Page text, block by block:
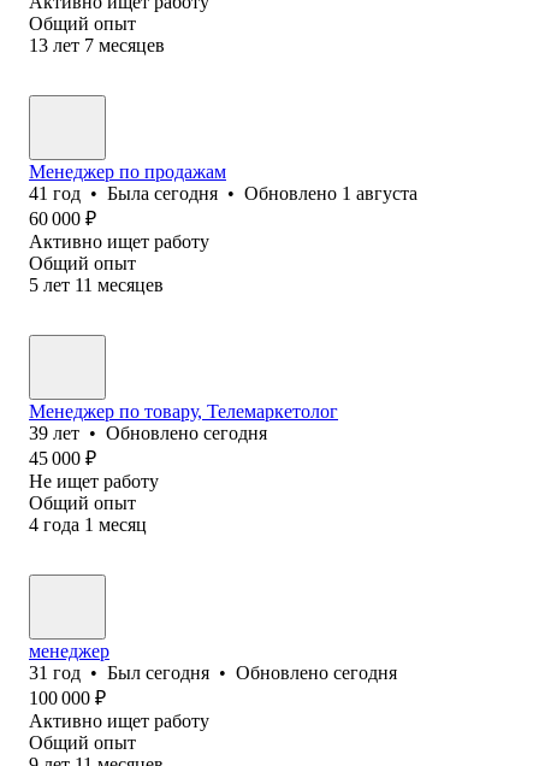
Общий опыт
13 лет 7 месяцев
Менеджер по продажам
41 год • Была сегодня • Обновлено 1 августа
60 000 ₽
Активно ищет работу
Общий опыт
5 лет 11 месяцев
Менеджер по товару, Телемаркетолог
39 лет • Обновлено сегодня
45 000 ₽
Не ищет работу
Общий опыт
4 года 1 месяц
менеджер
31 год • Был сегодня • Обновлено сегодня
100 000 ₽
Активно ищет работу
Общий опыт